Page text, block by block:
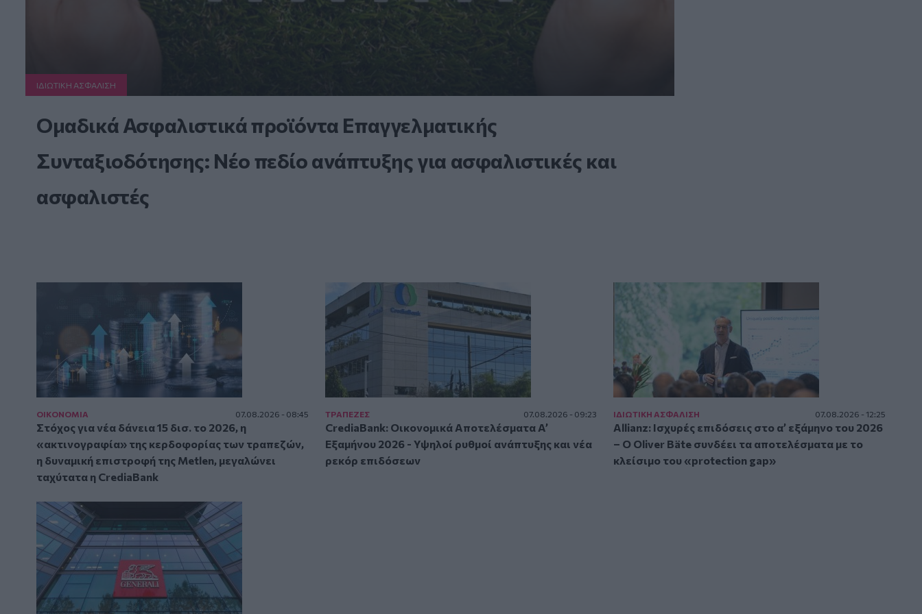
ΙΔΙΩΤΙΚΗ ΑΣΦAΛΙΣΗ
Ομαδικά Ασφαλιστικά προϊόντα Επαγγελματικής
Συνταξιοδότησης: Νέο πεδίο ανάπτυξης για ασφαλιστικές και
ασφαλιστές
ΟΙΚΟΝΟΜΙΑ 07.08.2026 - 08:45
Στόχος για νέα δάνεια 15 δισ. το 2026, η
«ακτινογραφία» της κερδοφορίας των τραπεζών,
η δυναμική επιστροφή της Metlen, μεγαλώνει
ταχύτατα η CrediaBank
ΤΡAΠΕΖΕΣ 07.08.2026 - 09:23
CrediaBank: Οικονομικά Αποτελέσματα A’
Εξαμήνου 2026 - Υψηλοί ρυθμοί ανάπτυξης και νέα
ρεκόρ επιδόσεων
ΙΔΙΩΤΙΚΗ ΑΣΦAΛΙΣΗ 07.08.2026 - 12:25
Allianz: Ισχυρές επιδόσεις στο α’ εξάμηνο του 2026
– Ο Oliver Bäte συνδέει τα αποτελέσματα με το
κλείσιμο του «protection gap»